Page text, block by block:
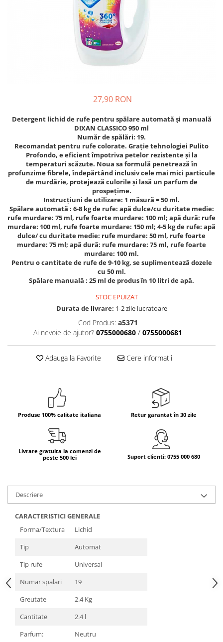
Fructe si legume din Italia
Sosuri de rosii si pasta de tomate
Dulciuri italiene
Prajituri, napolitane, cornuri
italiene
Bomboane italiene
Ciocolata italiana
Cafea italiana
Bauturi italiene
Bere italiana
Bauturi aperitive, alcoolice
Apa italiana
Produse de panificatie
Solutii curatat suprafete baie
Solutie curatat geamuri
Parfum, odorizant camera
Solutii anti insecte
Geluri de dus pentru Barbati si
Sapun Lichid sau Solid
Antibacterian Pentru Fata sau
Servetele umede, nazale
Periute de Dinti
Igiena intima
Absorbante
Geluri intime
27,90 RON
Detergent lichid de rufe pentru spălare automată și manuală
DIXAN CLASSICO 950 ml
Număr de spălări: 19.
Recomandat pentru rufe colorate. Grație tehnologiei Pulito
Profondo, e eficient împotriva petelor rezistente și la
temperaturi scăzute. Noua sa formulă penetrează în
profunzime fibrele, îndepărtând inclusiv cele mai mici particule
de murdărie, protejează culorile și lasă un parfum de
prospețime.
Instrucțiuni de utilizare: 1 măsură = 50 ml.
Spălare automată : 6-8 kg de rufe: apă dulce/cu duritate medie:
rufe murdare: 75 ml, rufe foarte murdare: 100 ml; apă dură: rufe
murdare: 100 ml, rufe foarte murdare: 150 ml; 4-5 kg de rufe: apă
dulce/ cu duritate medie: rufe murdare: 50 ml, rufe foarte
murdare: 75 ml; apă dură: rufe murdare: 75 ml, rufe foarte
murdare: 100 ml.
Pentru o cantitate de rufe de 9-10 kg, se suplimentează dozele
cu 50 ml.
Spălare manuală : 25 ml de produs în 10 litri de apă.
STOC EPUIZAT
Durata de livrare: 1-2 zile lucratoare
Cod Produs: a5371
Ai nevoie de ajutor? 0755000680 / 0755000681
Adauga la Favorite Cere informatii
Produse 100% calitate italiana Retur garantat în 30 zile
Livrare gratuita la comenzi de
peste 500 lei
Suport clienti: 0755 000 680
Descriere
CARACTERISTICI GENERALE
Forma/Textura
Lichid
Tip
Automat
Tip rufe
Universal
Numar spalari
19
Greutate
2.4 Kg
Cantitate
2.4 l
Parfum:
Neutru